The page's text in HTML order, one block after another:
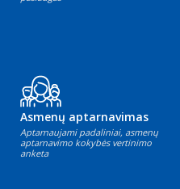
Asmenų aptarnavimas
Aptarnaujami padaliniai, asmenų
aptarnavimo kokybės vertinimo
anketa